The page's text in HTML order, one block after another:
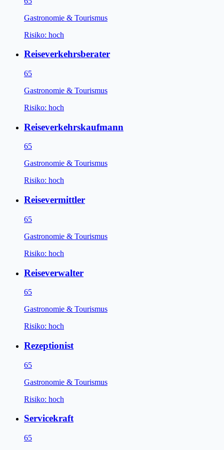
Gastronomie & Tourismus
Risiko: hoch
Reiseverkehrsberater
65
Gastronomie & Tourismus
Risiko: hoch
Reiseverkehrskaufmann
65
Gastronomie & Tourismus
Risiko: hoch
Reisevermittler
65
Gastronomie & Tourismus
Risiko: hoch
Reiseverwalter
65
Gastronomie & Tourismus
Risiko: hoch
Rezeptionist
65
Gastronomie & Tourismus
Risiko: hoch
Servicekraft
65